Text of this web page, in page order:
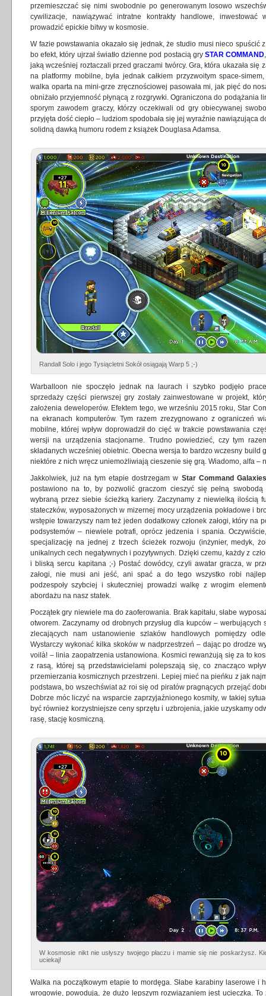
przemieszczać się nimi swobodnie po generowanym losowo
cywilizacje, nawiązywać intratne kontrakty handlowe, inwestować
prowadzić epickie bitwy w kosmosie.
W fazie powstawania okazało się jednak, że studio musi nieco spuścić
bo efekt, który ujrzał światło dzienne pod postacią grySTAR COMMAND
jaką wcześniej roztaczali przed graczami twórcy. Gra, która ukazała się
na platformy mobilne, była jednak całkiem przyzwoitym space-
walka oparta na mini-grze zręcznościowej pasowała mi, jak pięć do
obniżało przyjemność płynącą z rozgrywki. Ograniczona do podążania
sporym zawodem graczy, którzy oczekiwali od gry obiecywanej
przyjęta dość ciepło – ludziom spodobała się jej wyraźnie nawiązująca
solidną dawką humoru rodem z książek Douglasa Adamsa.
Randall Solo i jego Tysiącletni Sokół osiągają Warp 5 ;-)
Warballoon nie spoczęło jednak na laurach i szybko podjęło
sprzedaży części pierwszej gry zostały zainwestowane w projekt,
założenia deweloperów. Efektem tego, we wrześniu 2015 roku, Star
na ekranach komputerów. Tym razem zrezygnowano z ograniczeń
mobilne, której wpływ doprowadził do cięć w trakcie powstawania
wersji na urządzenia stacjonarne. Trudno powiedzieć, czy tym
składanych wcześniej obietnic. Obecna wersja to bardzo wczesny build
niektóre z nich wręcz uniemożliwiają cieszenie się grą. Wiadomo, alfa –
Jakkolwiek, już na tym etapie dostrzegam w Star Command Galaxies
postawiono na to, by pozwolić graczom cieszyć się pełną
wybraną przez siebie ścieżką kariery. Zaczynamy z niewielką ilością
stateczków, wyposażonych w mizernej mocy urządzenia pokładowe i
wstępie towarzyszy nam też jeden dodatkowy członek załogi, który na
podsystemów – niewiele potrafi, oprócz jedzenia i spania.
specjalizację na jednej z trzech ścieżek rozwoju (inżynier, medyk,
unikalnych cech negatywnych i pozytywnych. Dzięki czemu, każdy z
i bliską sercu kapitana ;-) Postać dowódcy, czyli awatar gracza, w
załogi, nie musi ani jeść, ani spać a do tego wszystko robi
podzespoły szybciej i skuteczniej prowadzi walkę z wrogim
abordażu na nasz statek.
Początek gry niewiele ma do zaoferowania. Brak kapitału, słabe
otworem. Zaczynamy od drobnych przysług dla kupców –
zlecających nam ustanowienie szlaków handlowych pomiędzy
Wystarczy wykonać kilka skoków w nadprzestrzeń – dając po drodze
voilà! – linia zaopatrzenia ustanowiona. Kosmici rewanżują się za to
z rasą, której są przedstawicielami polepszają się, co znacząco
przemierzania kosmicznych przestrzeni. Lepiej mieć na pieńku z jak
podstawa, bo wszechświat aż roi się od piratów pragnących przejąć
Dobrze móc liczyć na wsparcie zaprzyjaźnionego kosmity, w takiej
być również korzystniejsze ceny sprzętu i uzbrojenia, jakie uzyskamy
rasę, stację kosmiczną.
W kosmosie nikt nie usłyszy twojego płaczu i mamie się nie poskarżysz.
uciekaj!
Walka na początkowym etapie to mordęga. Słabe karabiny laserowe i
wrogowie, powodują, że dużo lepszym rozwiązaniem jest ucieczka.